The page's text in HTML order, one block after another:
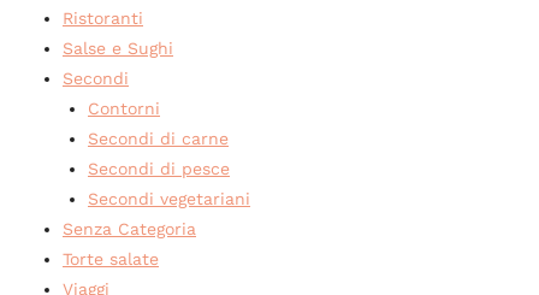
Ristoranti
Salse e Sughi
Secondi
Contorni
Secondi di carne
Secondi di pesce
Secondi vegetariani
Senza Categoria
Torte salate
Viaggi